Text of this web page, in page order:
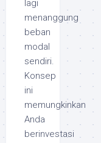
lagi
menanggung
beban
modal
sendiri.
Konsep
ini
memungkinkan
Anda
berinvestasi